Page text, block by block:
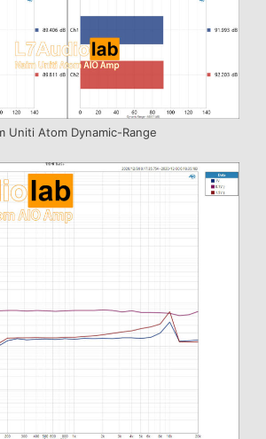
Uniti Atom Dynamic-Range